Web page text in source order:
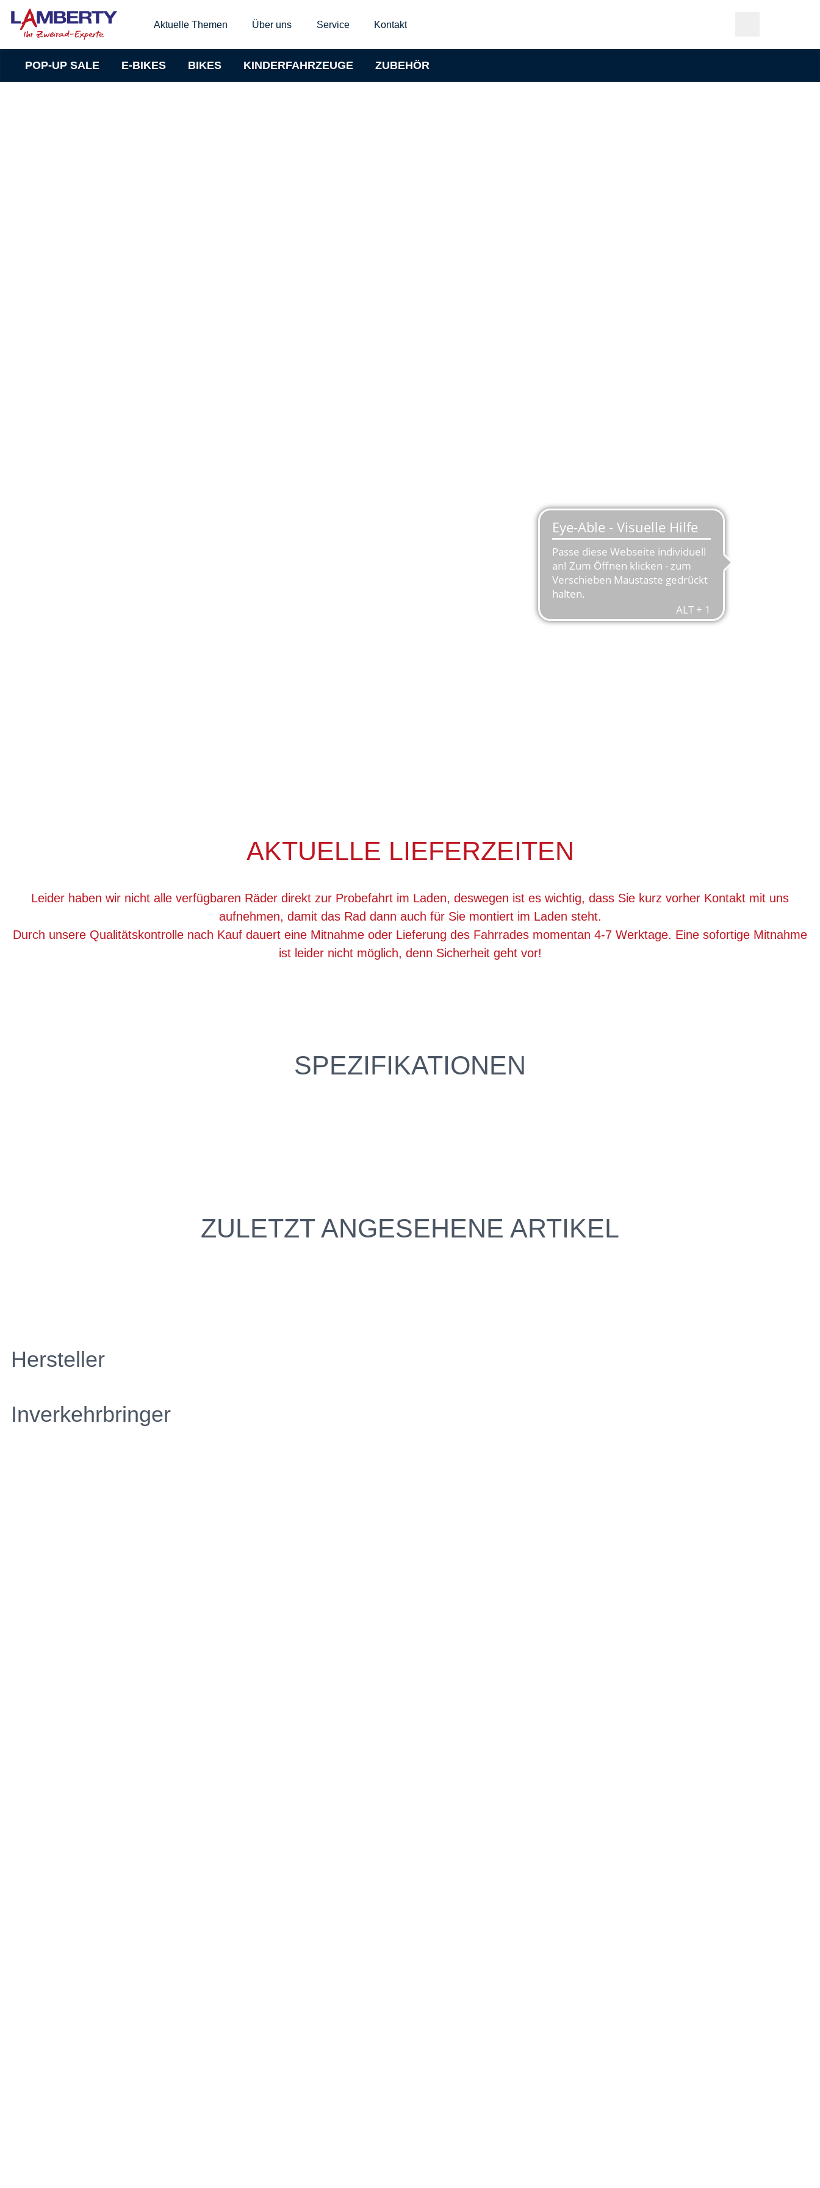
Aktuelle Themen Über uns Service Kontakt
POP-UP SALE E-BIKES BIKES KINDERFAHRZEUGE ZUBEHÖR
AKTUELLE LIEFERZEITEN
Leider haben wir nicht alle verfügbaren Räder direkt zur Probefahrt im Laden, deswegen ist es wichtig, dass Sie kurz vorher Kontakt mit uns
aufnehmen, damit das Rad dann auch für Sie montiert im Laden steht.
Durch unsere Qualitätskontrolle nach Kauf dauert eine Mitnahme oder Lieferung des Fahrrades momentan 4-7 Werktage. Eine sofortige Mitnahme
ist leider nicht möglich, denn Sicherheit geht vor!
SPEZIFIKATIONEN
ZULETZT ANGESEHENE ARTIKEL
Hersteller
Inverkehrbringer